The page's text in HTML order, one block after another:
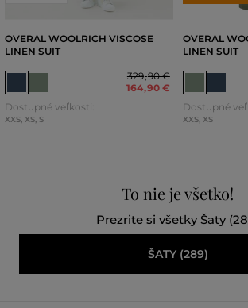
OVERAL WOOLRICH VISCOSE
LINEN SUIT
329,90 €
164,90 €
Dostupné veľkosti:
XXS, XS, S
OVERAL
LINEN SUIT
Dostupné
XXS, XS
To nie je všetko!
Prezrite si všetky Šaty
ŠATY (289)